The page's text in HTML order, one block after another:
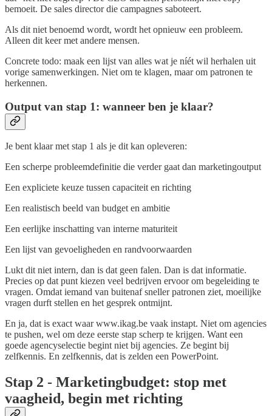
bemoeit. De sales director die campagnes saboteert.
Als dit niet benoemd wordt, wordt het opnieuw een probleem.
Alleen dit keer met andere mensen.
Concrete todo: maak een lijst van alles wat je níét wil herhalen uit
vorige samenwerkingen. Niet om te klagen, maar om patronen te
herkennen.
Output van stap 1: wanneer ben je klaar?
Je bent klaar met stap 1 als je dit kan opleveren:
Een scherpe probleemdefinitie die verder gaat dan marketingoutput
Een expliciete keuze tussen capaciteit en richting
Een realistisch beeld van budget en ambitie
Een eerlijke inschatting van interne maturiteit
Een lijst van gevoeligheden en randvoorwaarden
Lukt dit niet intern, dan is dat geen falen. Dan is dat informatie.
Precies op dat punt kiezen veel bedrijven ervoor om begeleiding te
vragen. Omdat iemand van buitenaf sneller patronen ziet, moeilijke
vragen durft stellen en het gesprek ontmijnt.
En ja, dat is exact waar www.ikag.be vaak instapt. Niet om agencies
te pushen, wel om deze eerste stap scherp te krijgen. Want een
goede agencyselectie begint niet bij agencies. Ze begint bij
zelfkennis. En zelfkennis, dat is zelden een PowerPoint.
Stap 2 - Marketingbudget: stop met
vaagheid, begin met richting